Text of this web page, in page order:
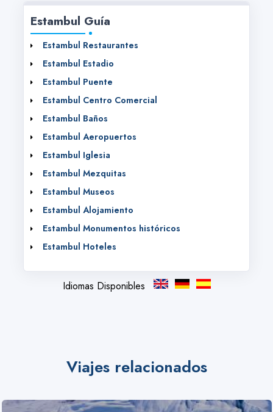
Estambul Guía
Estambul Restaurantes
Estambul Estadio
Estambul Puente
Estambul Centro Comercial
Estambul Baños
Estambul Aeropuertos
Estambul Iglesia
Estambul Mezquitas
Estambul Museos
Estambul Alojamiento
Estambul Monumentos históricos
Estambul Hoteles
Idiomas Disponibles
Viajes relacionados